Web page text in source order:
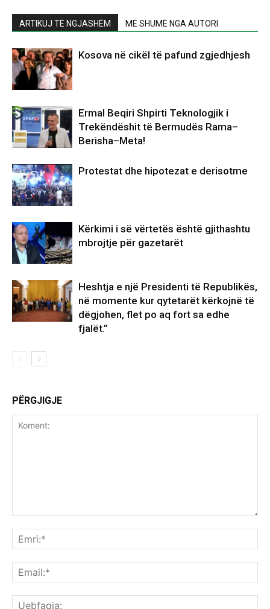
ARTIKUJ TË NGJASHËM MË SHUMË NGA AUTORI
Kosova në cikël të pafund zgjedhjesh
Ermal Beqiri Shpirti Teknologjik i
Trekëndëshit të Bermudës Rama–
Berisha–Meta!
Protestat dhe hipotezat e derisotme
Kërkimi i së vërtetës është gjithashtu
mbrojtje për gazetarët
Heshtja e një Presidenti të Republikës,
në momente kur qytetarët kërkojnë të
dëgjohen, flet po aq fort sa edhe
fjalët.”
PËRGJIGJE